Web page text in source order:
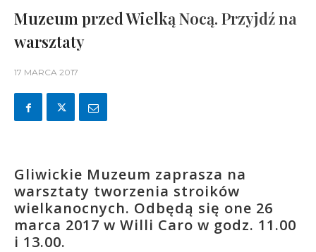
Muzeum przed Wielką Nocą. Przyjdź na
warsztaty
17 MARCA 2017
Gliwickie Muzeum zaprasza na
warsztaty tworzenia stroików
wielkanocnych. Odbędą się one 26
marca 2017 w Willi Caro w godz. 11.00
i 13.00.